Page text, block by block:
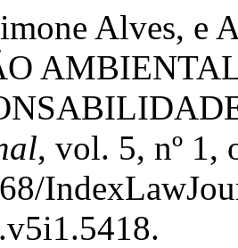
Alves, e
, vol. 5, nº 1,